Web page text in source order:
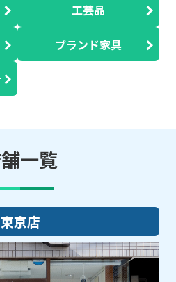
工芸品
ブランド家具
一覧
大阪店